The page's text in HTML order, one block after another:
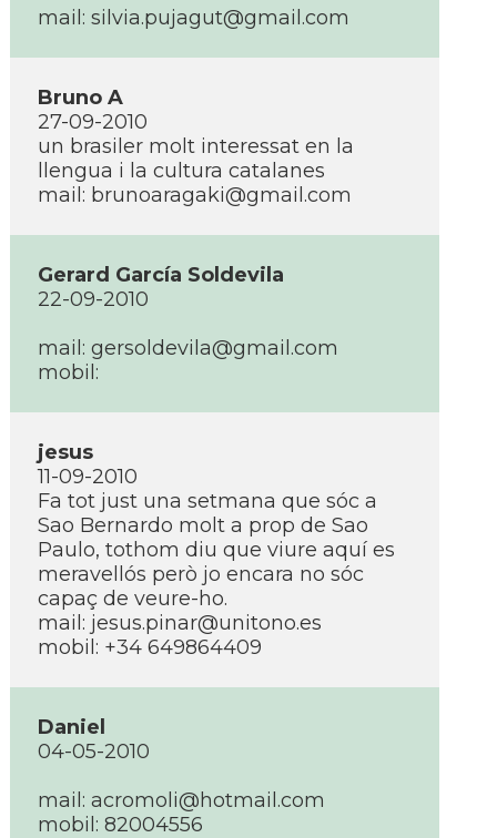
mail: silvia.pujagut@gmail.com
Bruno A
27-09-2010
un brasiler molt interessat en la
llengua i la cultura catalanes
mail: brunoaragaki@gmail.com
Gerard Garcí­a Soldevila
22-09-2010
mail: gersoldevila@gmail.com
mobil:
jesus
11-09-2010
Fa tot just una setmana que sóc a
Sao Bernardo molt a prop de Sao
Paulo, tothom diu que viure aquí­ es
meravellós però jo encara no sóc
capaç de veure-ho.
mail: jesus.pinar@unitono.es
mobil: +34 649864409
Daniel
04-05-2010
mail: acromoli@hotmail.com
mobil: 82004556